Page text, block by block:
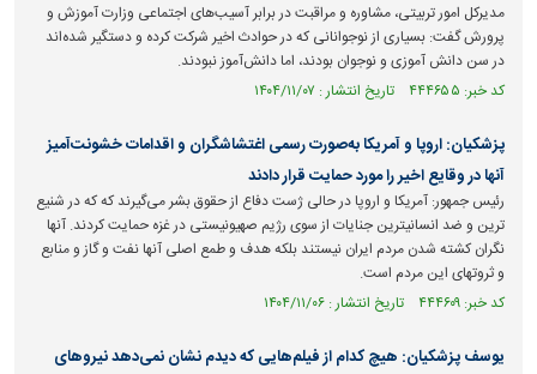
مدیرکل امور تربیتی، مشاوره و مراقبت در برابر آسیب‌های اجتماعی وزارت آموزش و
پرورش گفت: بسیاری از نوجوانانی که در حوادث اخیر شرکت کرده و دستگیر شده‌اند
در سن دانش آموزی و نوجوان بودند، اما دانش‌آموز نبودند.
کد خبر: ۴۴۴۶۵۵ تاریخ انتشار : ۱۴۰۴/۱۱/۰۷
پزشکیان: اروپا و آمریکا به‌صورت رسمی اغتشاشگران و اقدامات خشونت‌آمیز
آنها در وقایع اخیر را مورد حمایت قرار دادند
رئیس جمهور: آمریکا و اروپا در حالی ژست دفاع از حقوق بشر می‌گیرند که که در شنیع
ترین و ضد انسانیترین جنایات از سوی رژیم صهیونیستی در غزه حمایت کردند. آنها
نگران کشته شدن مردم ایران نیستند بلکه هدف و طمع اصلی آنها نفت و گاز و منابع
و ثروتهای این مردم است.
کد خبر: ۴۴۴۶۰۹ تاریخ انتشار : ۱۴۰۴/۱۱/۰۶
یوسف پزشکیان: هیچ کدام از فیلم‌هایی که دیدم نشان نمی‌دهد نیرو‌های